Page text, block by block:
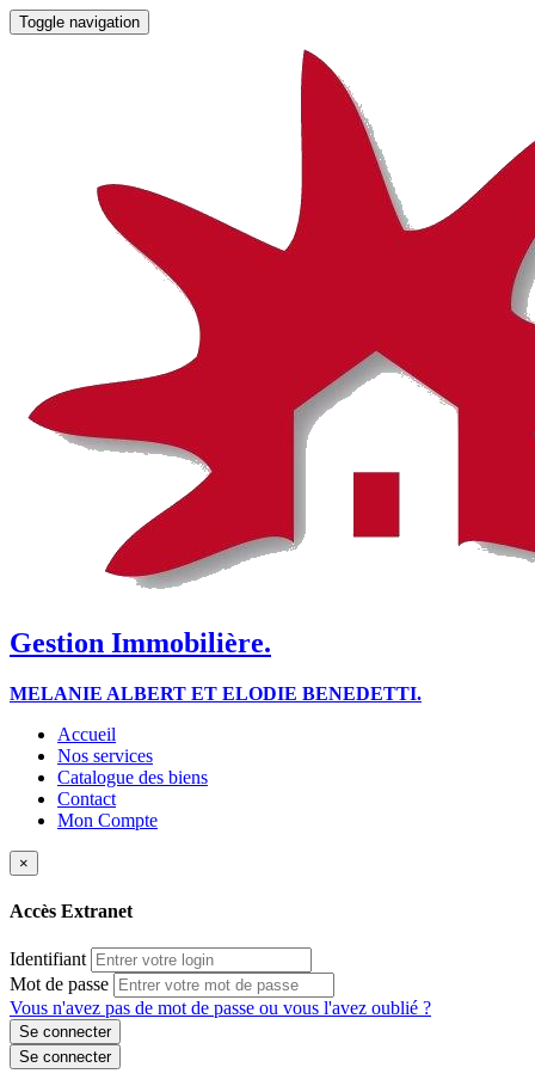
Toggle navigation
Gestion Immobilière.
MELANIE ALBERT ET ELODIE BENEDETTI.
Accueil
Nos services
Catalogue des biens
Contact
Mon Compte
×
Accès Extranet
Identifiant
Mot de passe
Vous n'avez pas de mot de passe ou vous l'avez oublié ?